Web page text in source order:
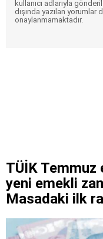
kullanıcı adlarıyla
dışında yazılan yorumlar
onaylanmamaktadır.
TÜİK Temmuz
yeni emekli
Masadaki ilk